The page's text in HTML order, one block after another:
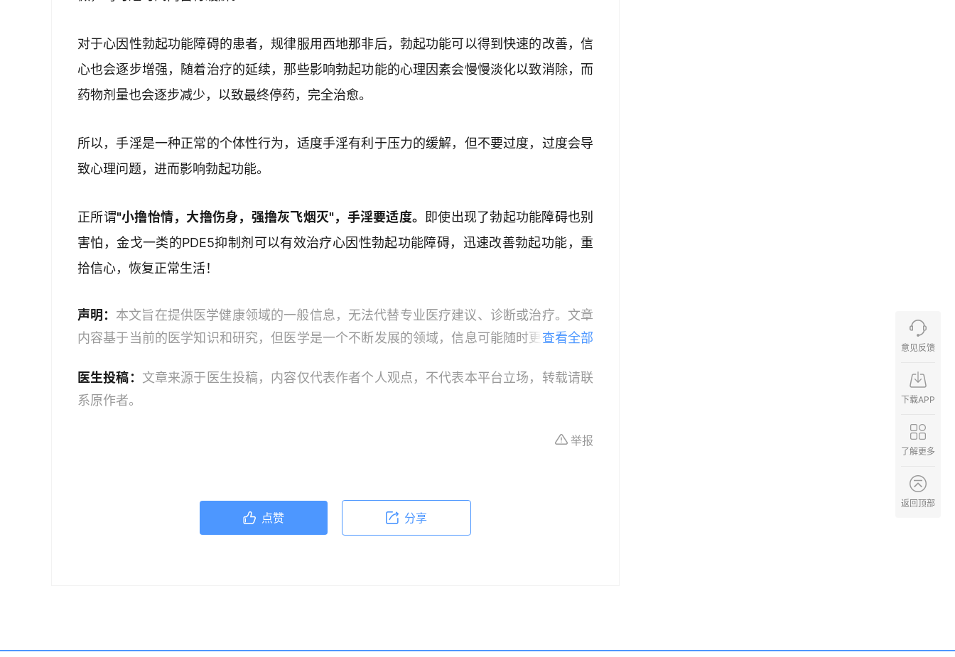
对于心因性勃起功能障碍的患者，规律服用西地那非后，勃起功能可以得到快速的改善，信
心也会逐步增强，随着治疗的延续，那些影响勃起功能的心理因素会慢慢淡化以致消除，而
药物剂量也会逐步减少，以致最终停药，完全治愈。
所以，手淫是一种正常的个体性行为，适度手淫有利于压力的缓解，但不要过度，过度会导
致心理问题，进而影响勃起功能。
正所谓"小撸怡情，大撸伤身，强撸灰飞烟灭"，手淫要适度。
即使出现了勃起功能障碍也别
害怕，金戈一类的PDE5抑制剂可以有效治疗心因性勃起功能障碍，迅速改善勃起功能，重
拾信心，恢复正常生活！
声明： 本文旨在提供医学健康领域的一般信息，无法代替专业医疗建议、诊断或治疗。文章
内容基于当前的医学知识和研究，但医学是一个不断发展的领域，信息可能随时更新，因此
业人员。本文中的信息不应作为自我诊断或治疗的依据，紧急医疗情况应立即寻求专业医疗
服务；如果您是医务人员，本文内容旨在作为教育和信息更新的资源。在临床实践中应用本
查看全部
医生投稿： 文章来源于医生投稿，内容仅代表作者个人观点，不代表本平台立场，转载请联
系原作者。
举报
点赞 分享
意见反馈
下载APP
了解更多
返回顶部